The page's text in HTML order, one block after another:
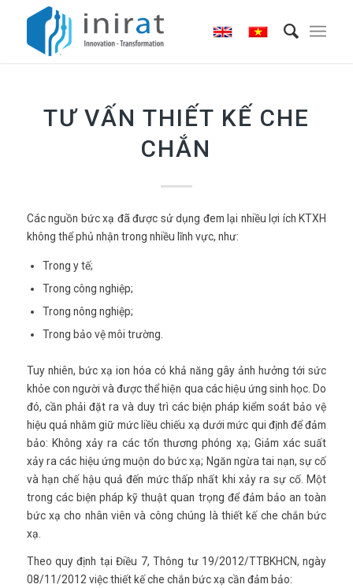
TƯ VẤN THIẾT KẾ CHE
CHẮN
Các nguồn bức xạ đã được sử dụng đem lại nhiều lợi ích KTXH
không thể phủ nhận trong nhiều lĩnh vực, như:
Trong y tế;
Trong công nghiệp;
Trong nông nghiệp;
Trong bảo vệ môi trường.
Tuy nhiên, bức xạ ion hóa có khả năng gây ảnh hưởng tới sức
khỏe con người và được thể hiện qua các hiệu ứng sinh học. Do
đó, cần phải đặt ra và duy trì các biện pháp kiểm soát bảo vệ
hiệu quả nhằm giữ mức liều chiếu xạ dưới mức qui định để đảm
bảo: Không xảy ra các tổn thương phóng xạ; Giảm xác suất
xảy ra các hiệu ứng muộn do bức xạ; Ngăn ngừa tai nạn, sự cố
và hạn chế hậu quả đến mức thấp nhất khi xảy ra sự cố. Một
trong các biện pháp kỹ thuật quan trọng để đảm bảo an toàn
bức xạ cho nhân viên và công chúng là thiết kế che chắn bức
xạ.
Theo quy định tại Điều 7, Thông tư 19/2012/TTBKHCN, ngày
08/11/2012 việc thiết kế che chắn bức xạ cần đảm bảo: